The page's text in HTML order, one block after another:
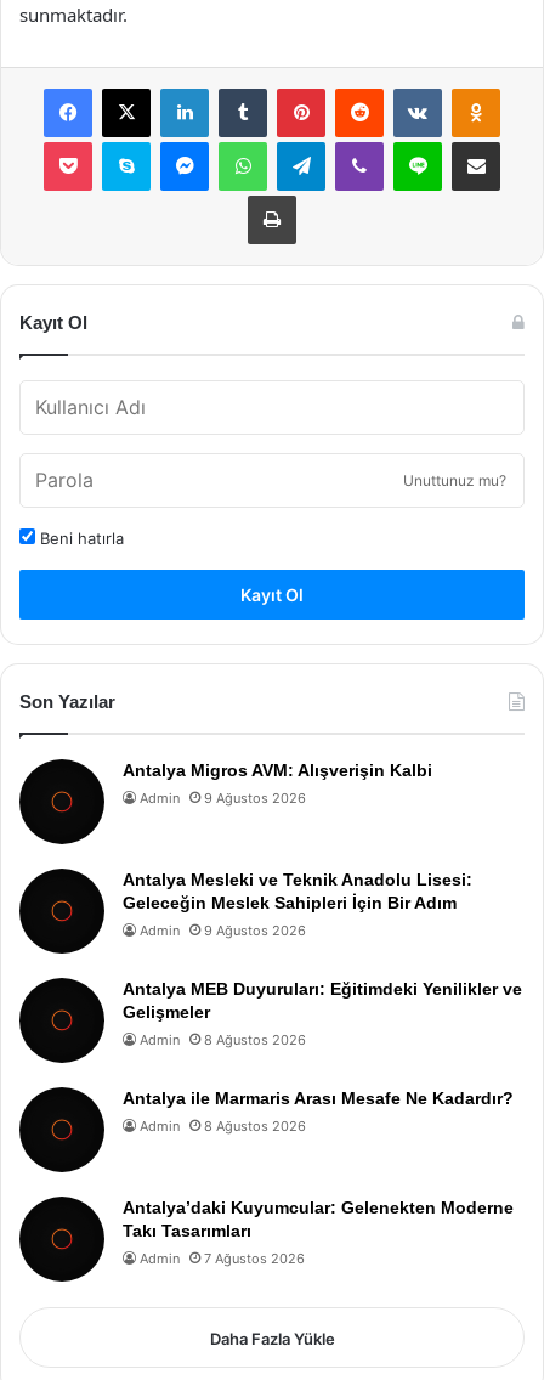
sunmaktadır.
Facebook
X LinkedInTumblr PinterestReddit VKontakte
Pocket Skype MessengerWhatsAppTelegramViber Line E-Posta ile
Yazdır
Kayıt Ol
Unuttunuz mu?
Beni hatırla
Kayıt Ol
Son Yazılar
Antalya Migros AVM: Alışverişin Kalbi
Admin 9 Ağustos 2026
Antalya Mesleki ve Teknik Anadolu Lisesi:
Geleceğin Meslek Sahipleri İçin Bir Adım
Admin 9 Ağustos 2026
Antalya MEB Duyuruları: Eğitimdeki Yenilikler ve
Gelişmeler
Admin 8 Ağustos 2026
Antalya ile Marmaris Arası Mesafe Ne Kadardır?
Admin 8 Ağustos 2026
Antalya’daki Kuyumcular: Gelenekten Moderne
Takı Tasarımları
Admin 7 Ağustos 2026
Daha Fazla Yükle